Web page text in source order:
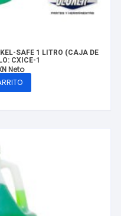
SAFE 1 LITRO (CAJA DE
CXICE-1
Neto